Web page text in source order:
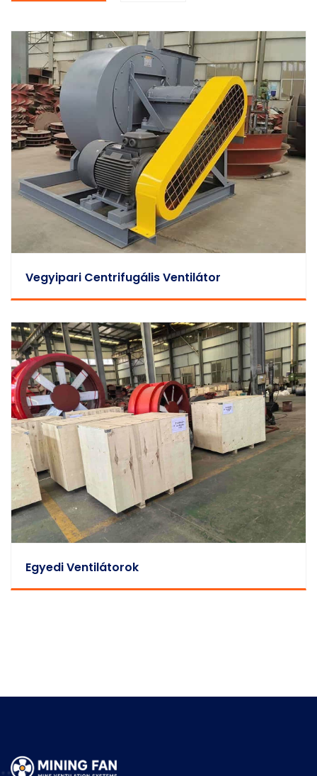
Vegyipari Centrifugális Ventilátor
Egyedi Ventilátorok